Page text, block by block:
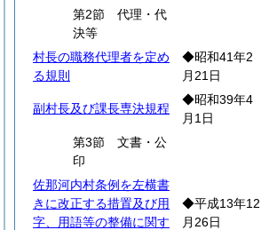
第2節 代理・代
決等
村長の職務代理者を定め
る規則
◆昭和41年2
月21日
副村長及び課長専決規程
◆昭和39年4
月1日
第3節 文書・公
印
佐那河内村条例を左横書
きに改正する措置及び用
字、用語等の整備に関す
◆平成13年12
月26日